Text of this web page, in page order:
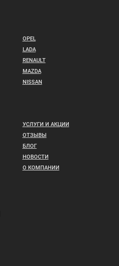
OPEL
LADA
RENAULT
MAZDA
NISSAN
УСЛУГИ И АКЦИИ
ОТЗЫВЫ
БЛОГ
НОВОСТИ
О КОМПАНИИ